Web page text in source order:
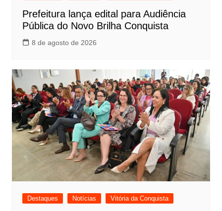
Prefeitura lança edital para Audiência
Pública do Novo Brilha Conquista
8 de agosto de 2026
Destaques Notícias Vitória da Conquista